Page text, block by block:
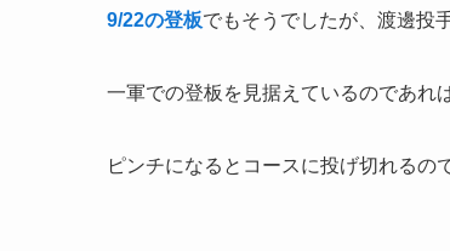
9/22の登板でもそうでしたが、渡邊投
一軍での登板を見据えているのであれ
ピンチになるとコースに投げ切れるの